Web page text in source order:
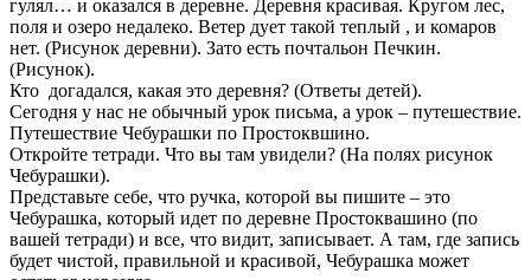
гулял… и оказался в деревне. Деревня красивая. Кругом лес,
поля и озеро недалеко. Ветер дует такой теплый , и комаров
нет. (Рисунок деревни). Зато есть почтальон Печкин.
(Рисунок).
Кто догадался, какая это деревня? (Ответы детей).
Сегодня у нас не обычный урок письма, а урок – путешествие.
Путешествие Чебурашки по Простоквшино.
Откройте тетради. Что вы там увидели? (На полях рисунок
Чебурашки).
Представьте себе, что ручка, которой вы пишите – это
Чебурашка, который идет по деревне Простоквашино (по
вашей тетради) и все, что видит, записывает. А там, где запись
будет чистой, правильной и красивой, Чебурашка может